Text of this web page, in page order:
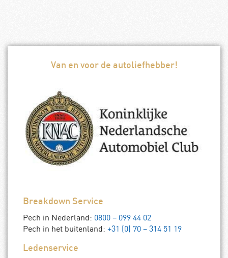
Van en voor de autoliefhebber!
Breakdown Service
Pech in Nederland: 0800 – 099 44 02
Pech in het buitenland: +31 (0) 70 – 314 51 19
Ledenservice